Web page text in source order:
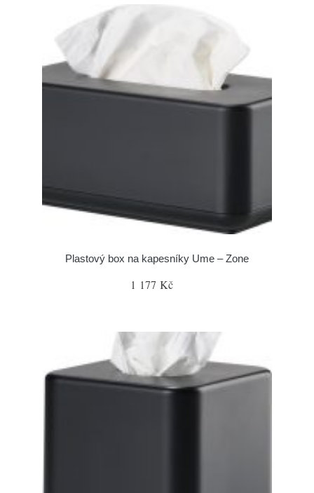
Plastový box na kapesníky Ume – Zone
1 177 Kč